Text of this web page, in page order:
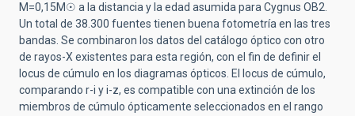
M=0,15M☉ a la distancia y la edad asumida para Cygnus OB2.
Un total de 38.300 fuentes tienen buena fotometría en las tres
bandas. Se combinaron los datos del catálogo óptico con otro
de rayos-X existentes para esta región, con el fin de definir el
locus de cúmulo en los diagramas ópticos. El locus de cúmulo,
comparando r-i y i-z, es compatible con una extinción de los
miembros de cúmulo ópticamente seleccionados en el rango